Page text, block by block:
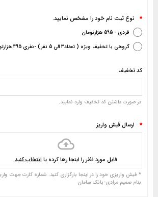
* نوع ثبت نام خود را مشخص نمایید.
فردی - 595 هزارتومان
گروهی با تخفیف ویژه ( تعداد3 الی 5 نفر) -نفری 495 هزارتومان
کد تخفیف
در صورت داشتن کد تخفیف وارد نمایید.
* ارسال فیش واریز
فایل مورد نظر را اینجا رها کرده یا انتخاب کنید
بنام صمیم مرادی-بانک سامان